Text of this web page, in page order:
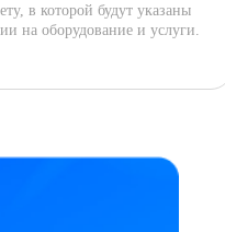
в которой будут указаны
на оборудование и услуги.